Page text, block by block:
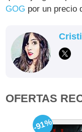
GOG por un precio
OFERTAS
-91%